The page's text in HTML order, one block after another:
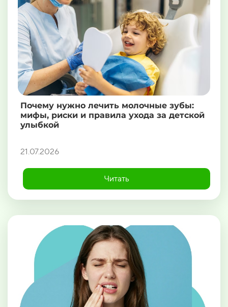
Почему нужно лечить молочные зубы:
мифы, риски и правила ухода за детской
улыбкой
21.07.2026
Читать